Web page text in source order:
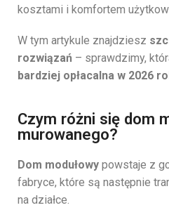
kosztami i komfortem
W tym artykule znajdziesz
rozwiązań – sprawdzimy,
bardziej opłacalna w 2026
Czym różni się dom
murowanego?
Dom modułowy powstaje z
fabryce, które są następnie
na działce.